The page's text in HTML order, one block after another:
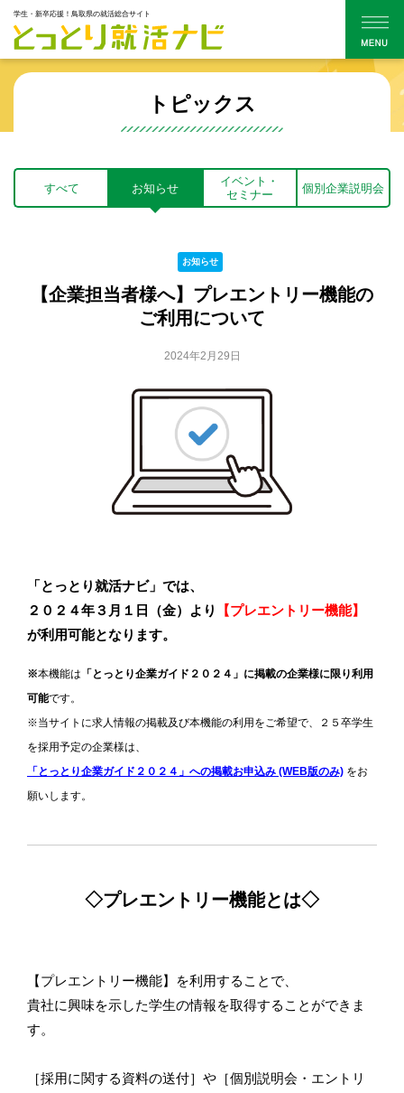
学生・新卒応援！鳥取県の就活総合サイト
トピックス
すべて お知らせ
イベント・
セミナー
個別企業説明会
お知らせ
【企業担当者様へ】プレエントリー機能の
ご利用について
2024年2月29日
「とっとり就活ナビ」では、
２０２４年３月１日（金）より
【プレエントリー機能】
が利用可能となります。
※本機能は 「とっとり企業ガイド２０２４」に掲載の企業様に限り利用
可能です。
※当サイトに求人情報の掲載及び本機能の利用をご希望で、２５卒学生
を採用予定の企業様は、
「とっとり企業ガイド２０２４」への掲載お申込み (WEB版のみ) をお
願いします。
◇プレエントリー機能とは◇
【プレエントリー機能】を利用することで、
貴社に興味を示した学生の情報を取得することができま
す。
［採用に関する資料の送付］や［個別説明会・エントリ